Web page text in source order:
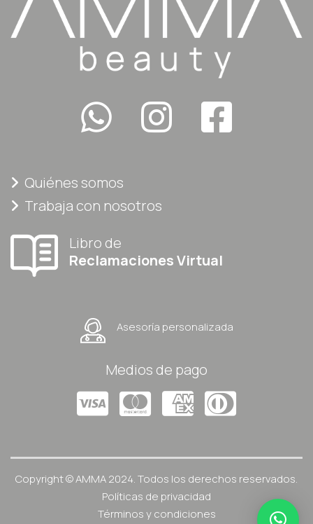
Quiénes somos
Trabaja con nosotros
Libro de
Reclamaciones Virtual
Asesoría personalizada
Medios de pago
Copyright © AMMA 2024. Todos los derechos reservados.
Políticas de privacidad
Términos y condiciones